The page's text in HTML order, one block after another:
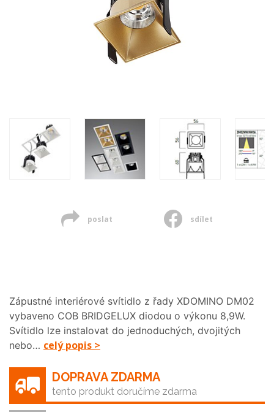
poslat sdílet
Zápustné interiérové svítidlo z řady XDOMINO DM02
vybaveno COB BRIDGELUX diodou o výkonu 8,9W.
Svítidlo lze instalovat do jednoduchých, dvojitých
nebo… celý popis >
DOPRAVA ZDARMA
tento produkt doručíme zdarma